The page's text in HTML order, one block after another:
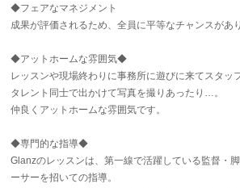
◆フェアなマネジメント
成果が評価されるため、全員に平等なチャンスがあ
◆アットホームな雰囲気◆
レッスンや現場終わりに事務所に遊びに来てスタッ
タレント同士で出かけて写真を撮りあったり…。
仲良くアットホームな雰囲気です。
◆専門的な指導◆
Glanzのレッスンは、第一線で活躍している監督・
ーサーを招いての指導。